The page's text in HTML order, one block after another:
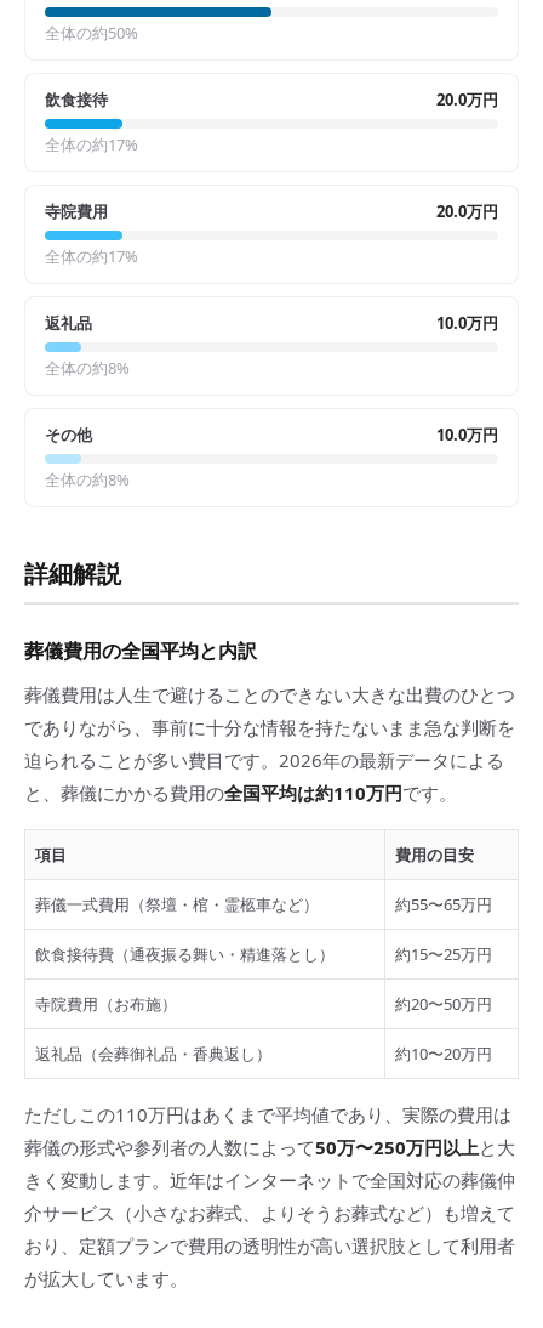
全体の約50%
飲食接待 20.0万円
全体の約17%
寺院費用 20.0万円
全体の約17%
返礼品 10.0万円
全体の約8%
その他 10.0万円
全体の約8%
詳細解説
葬儀費用の全国平均と内訳
葬儀費用は人生で避けることのできない大きな出費のひとつ
でありながら、事前に十分な情報を持たないまま急な判断を
迫られることが多い費目です。2026年の最新データによる
と、葬儀にかかる費用の全国平均は約110万円です。
項目 費用の目安
葬儀一式費用（祭壇・棺・霊柩車など） 約55〜65万円
飲食接待費（通夜振る舞い・精進落とし） 約15〜25万円
寺院費用（お布施） 約20〜50万円
返礼品（会葬御礼品・香典返し） 約10〜20万円
ただしこの110万円はあくまで平均値であり、実際の費用は
葬儀の形式や参列者の人数によって50万〜250万円以上と大
きく変動します。近年はインターネットで全国対応の葬儀仲
介サービス（小さなお葬式、よりそうお葬式など）も増えて
おり、定額プランで費用の透明性が高い選択肢として利用者
が拡大しています。